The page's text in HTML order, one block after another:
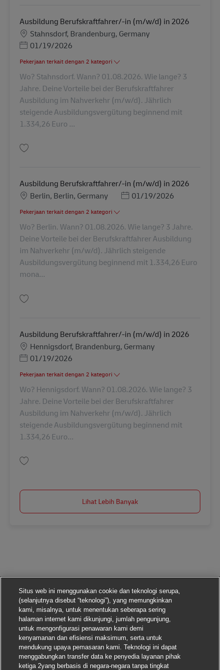
Ausbildung Berufskraftfahrer/-in (m/w/d) in 2026
LokasiStahnsdorf, Brandenburg, Germany
Posted Date
01/19/2026
Pekerjaan terkait dengan 2 kategori
Wo? Stahnsdorf. Wann? 01.08.2026. Wie lange? 3
Jahre. Deine Vorteile bei der Berufskraftfahrer
Ausbildung im Nahverkehr (m/w/d). Jährlich
steigende Ausbildungsvergütung beginnend mit
1.334,26 Euro ...
Ausbildung Berufskraftfahrer/-in (m/w/d) in 2026
LokasiBerlin, Berlin, Germany Posted Date
01/19/2026
Pekerjaan terkait dengan 2 kategori
Wo? Berlin. Wann? 01.08.2026. Wie lange? 3 Jahre.
Deine Vorteile bei der Berufskraftfahrer Ausbildung
im Nahverkehr (m/w/d). Jährlich steigende
Ausbildungsvergütung beginnend mit 1.334,26 Euro
mona...
Ausbildung Berufskraftfahrer/-in (m/w/d) in 2026
LokasiHennigsdorf, Brandenburg, Germany
Posted Date
01/19/2026
Pekerjaan terkait dengan 2 kategori
Wo? Hennigsdorf. Wann? 01.08.2026. Wie lange? 3
Jahre. Deine Vorteile bei der Berufskraftfahrer
Ausbildung im Nahverkehr (m/w/d). Jährlich
steigende Ausbildungsvergütung beginnend mit
1.334,26 Euro...
Lihat Lebih Banyak
Situs web ini menggunakan cookie dan teknologi serupa,
(selanjutnya disebut “teknologi”), yang memungkinkan
kami, misalnya, untuk menentukan seberapa sering
halaman internet kami dikunjungi, jumlah pengunjung,
untuk mengonfigurasi penawaran kami demi
kenyamanan dan efisiensi maksimum, serta untuk
mendukung upaya pemasaran kami. Teknologi ini dapat
menggabungkan transfer data ke penyedia layanan pihak
ketiga 2yang berbasis di negara-negara tanpa tingkat